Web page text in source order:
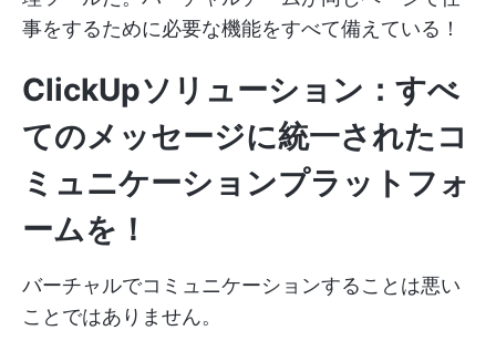
事をするために必要な機能をすべて備えている！
ClickUpソリューション：すべ
てのメッセージに統一されたコ
ミュニケーションプラットフォ
ームを！
バーチャルでコミュニケーションすることは悪い
ことではありません。